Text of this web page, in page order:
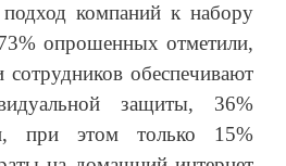
компаний к набору
опрошенных отметили,
обеспечивают
защиты, 36%
при этом только 15%